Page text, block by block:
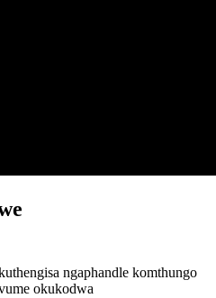
ngaphandle komthungo
okukodwa